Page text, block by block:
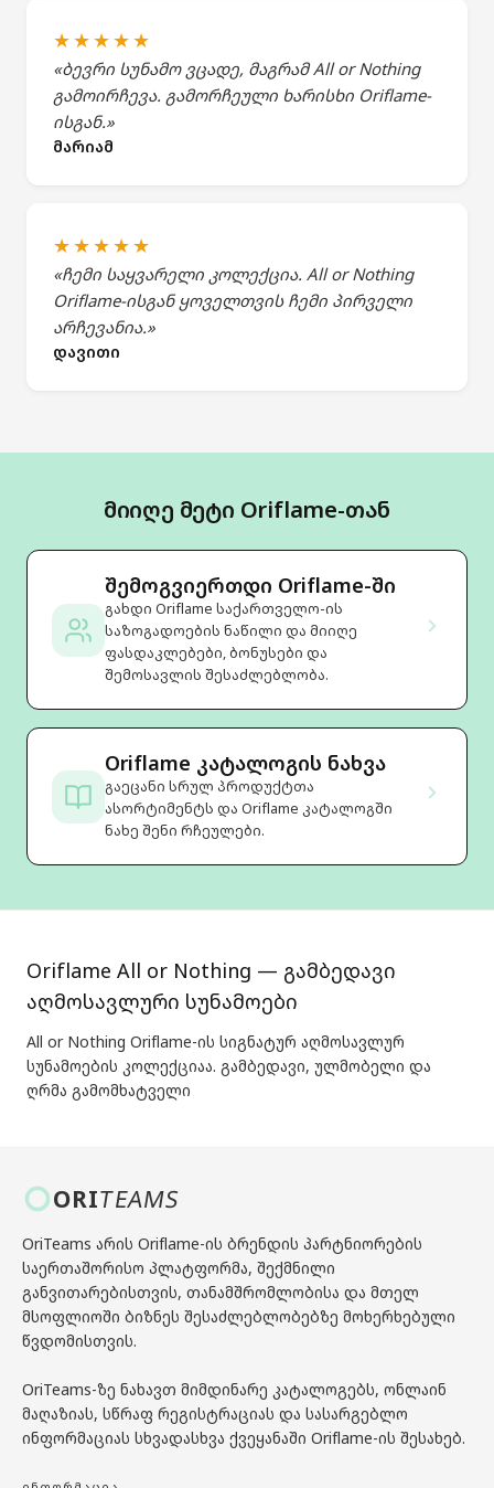
★★★★★
«ბევრი სუნამო ვცადე, მაგრამ All or Nothing
გამოირჩევა. გამორჩეული ხარისხი Oriflame-
ისგან.»
მარიამ
★★★★★
«ჩემი საყვარელი კოლექცია. All or Nothing
Oriflame-ისგან ყოველთვის ჩემი პირველი
არჩევანია.»
დავითი
მიიღე მეტი Oriflame-თან
შემოგვიერთდი Oriflame-ში
გახდი Oriflame საქართველო-ის
საზოგადოების ნაწილი და მიიღე
ფასდაკლებები, ბონუსები და
შემოსავლის შესაძლებლობა.
Oriflame კატალოგის ნახვა
გაეცანი სრულ პროდუქტთა
ასორტიმენტს და Oriflame კატალოგში
ნახე შენი რჩეულები.
Oriflame All or Nothing — გამბედავი
აღმოსავლური სუნამოები
All or Nothing Oriflame-ის სიგნატურ აღმოსავლურ
სუნამოების კოლექციაა. გამბედავი, ულმობელი და
ღრმა გამომხატველი
ORITEAMS
OriTeams არის Oriflame-ის ბრენდის პარტნიორების
საერთაშორისო პლატფორმა, შექმნილი
განვითარებისთვის, თანამშრომლობისა და მთელ
მსოფლიოში ბიზნეს შესაძლებლობებზე მოხერხებული
წვდომისთვის.
OriTeams-ზე ნახავთ მიმდინარე კატალოგებს, ონლაინ
მაღაზიას, სწრაფ რეგისტრაციას და სასარგებლო
ინფორმაციას სხვადასხვა ქვეყანაში Oriflame-ის შესახებ.